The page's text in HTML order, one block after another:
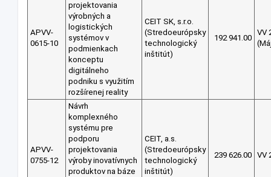
APVV-
0615-10
projektovania
výrobných a
logistických
systémov v
podmienkach
konceptu
digitálneho
podniku s využitím
rozšírenej reality
CEIT SK, s.r.o.
(Stredoeurópsky
technologický
inštitút)
192 941.00
VV
APVV-
0755-12
Návrh
komplexného
systému pre
podporu
projektovania
výroby inovatívnych
produktov na báze
CEIT, a.s.
(Stredoeurópsky
technologický
inštitút)
239 626.00 VV